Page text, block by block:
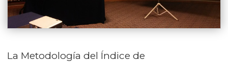
La Metodología del Índice de